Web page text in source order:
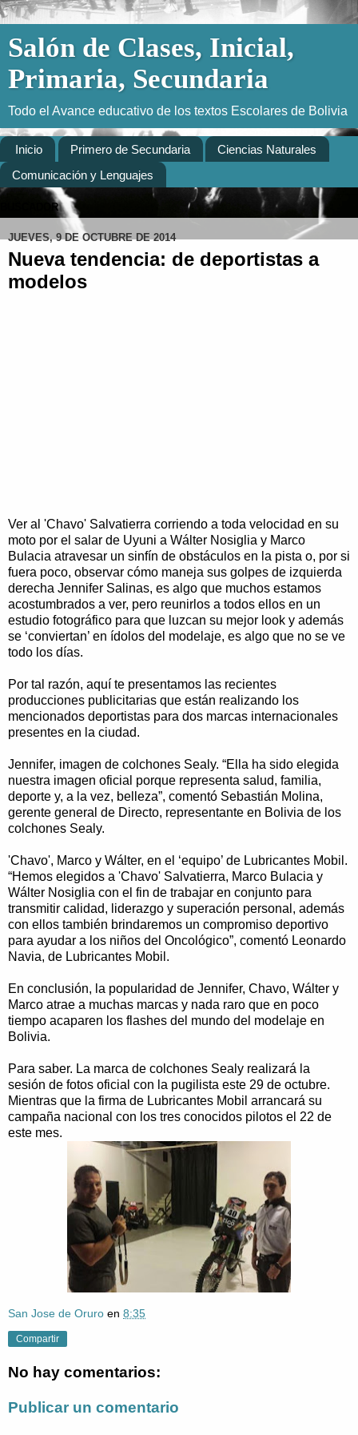
Salón de Clases, Inicial,
Primaria, Secundaria
Todo el Avance educativo de los textos Escolares de Bolivia
Inicio Primero de Secundaria
Ciencias Naturales
Comunicación y Lenguajes
BUSCADOR
JUEVES, 9 DE OCTUBRE DE 2014
Nueva tendencia: de deportistas a
modelos
Ver al 'Chavo' Salvatierra corriendo a toda velocidad en su
moto por el salar de Uyuni a Wálter Nosiglia y Marco
Bulacia atravesar un sinfín de obstáculos en la pista o, por si
fuera poco, observar cómo maneja sus golpes de izquierda
derecha Jennifer Salinas, es algo que muchos estamos
acostumbrados a ver, pero reunirlos a todos ellos en un
estudio fotográfico para que luzcan su mejor look y además
se ‘conviertan’ en ídolos del modelaje, es algo que no se ve
todo los días.
Por tal razón, aquí te presentamos las recientes
producciones publicitarias que están realizando los
mencionados deportistas para dos marcas internacionales
presentes en la ciudad.
Jennifer, imagen de colchones Sealy. “Ella ha sido elegida
nuestra imagen oficial porque representa salud, familia,
deporte y, a la vez, belleza”, comentó Sebastián Molina,
gerente general de Directo, representante en Bolivia de los
colchones Sealy.
'Chavo', Marco y Wálter, en el ‘equipo’ de Lubricantes Mobil.
“Hemos elegidos a 'Chavo' Salvatierra, Marco Bulacia y
Wálter Nosiglia con el fin de trabajar en conjunto para
transmitir calidad, liderazgo y superación personal, además
con ellos también brindaremos un compromiso deportivo
para ayudar a los niños del Oncológico”, comentó Leonardo
Navia, de Lubricantes Mobil.
En conclusión, la popularidad de Jennifer, Chavo, Wálter y
Marco atrae a muchas marcas y nada raro que en poco
tiempo acaparen los flashes del mundo del modelaje en
Bolivia.
Para saber. La marca de colchones Sealy realizará la
sesión de fotos oficial con la pugilista este 29 de octubre.
Mientras que la firma de Lubricantes Mobil arrancará su
campaña nacional con los tres conocidos pilotos el 22 de
este mes.
San Jose de Oruro en 8:35
Compartir
No hay comentarios:
Publicar un comentario